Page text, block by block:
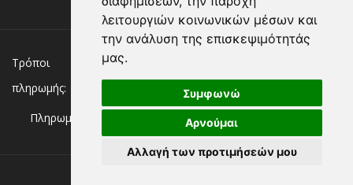
λειτουργιών κοινωνικών μέσων και
την ανάλυση της επισκεψιμότητάς
μας.
Συμφωνώ
Αρνούμαι
Αλλαγή των προτιμήσεών μου
Τρόποι
πληρωμής:
Χρεωστική/πιστωτική κάρτα
Κατάθεση σε Τράπεζα
Πληρωμή με: